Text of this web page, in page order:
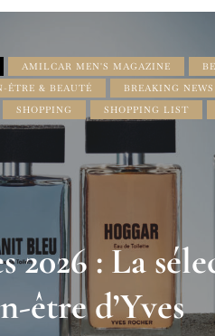
AMILCAR MEN'S MAGAZINE
ÊTRE & BEAUTÉ BREAKING NEWS
SHOPPING SHOPPING LIST
2026 : La
être d’Yves